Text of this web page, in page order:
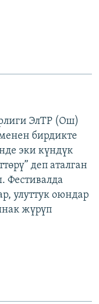
ЭлТР (Ош)
бирдикте
эки күндүк
деп аталган
Фестивалда
улуттук оюндар
жүрүп